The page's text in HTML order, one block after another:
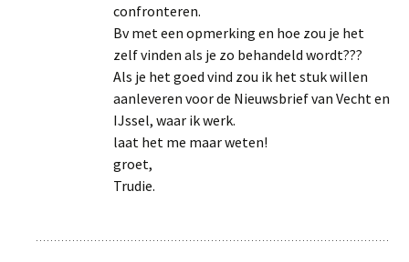
confronteren.
Bv met een opmerking en hoe zou je het
zelf vinden als je zo behandeld wordt???
Als je het goed vind zou ik het stuk willen
aanleveren voor de Nieuwsbrief van Vecht en
IJssel, waar ik werk.
laat het me maar weten!
groet,
Trudie.